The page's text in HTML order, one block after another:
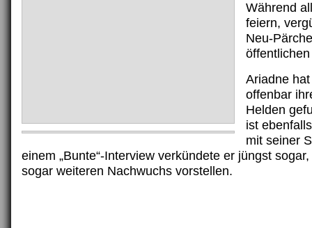
Während
feiern,
Neu-
Ariadne
offenbar
Helden
ist
mit seiner
einem „Bunte“-Interview verkündete er jüngst
sogar weiteren Nachwuchs vorstellen.